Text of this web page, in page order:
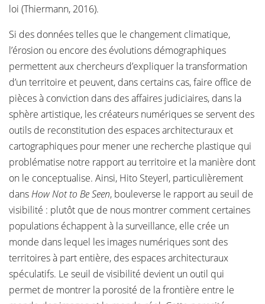
loi (Thiermann, 2016).
Si des données telles que le changement climatique,
l’érosion ou encore des évolutions démographiques
permettent aux chercheurs d’expliquer la transformation
d’un territoire et peuvent, dans certains cas, faire office de
pièces à conviction dans des affaires judiciaires, dans la
sphère artistique, les créateurs numériques se servent des
outils de reconstitution des espaces architecturaux et
cartographiques pour mener une recherche plastique qui
problématise notre rapport au territoire et la manière dont
on le conceptualise. Ainsi, Hito Steyerl, particulièrement
dansHow Not to Be Seen, bouleverse le rapport au seuil de
visibilité : plutôt que de nous montrer comment certaines
populations échappent à la surveillance, elle crée un
monde dans lequel les images numériques sont des
territoires à part entière, des espaces architecturaux
spéculatifs. Le seuil de visibilité devient un outil qui
permet de montrer la porosité de la frontière entre le